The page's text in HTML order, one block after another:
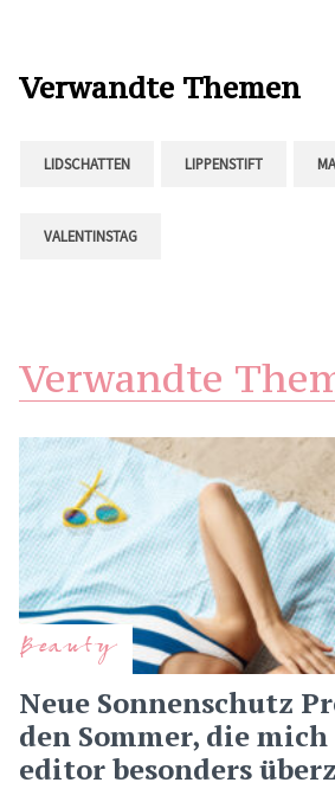
Verwandte Themen
LIDSCHATTEN LIPPENSTIFT
VALENTINSTAG
Verwandte
Beauty
Neue Sonnenschutz
den Sommer, die
editor besonders